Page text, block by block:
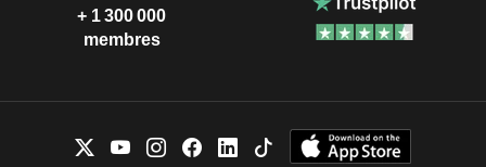
+ 1 300 000
membres